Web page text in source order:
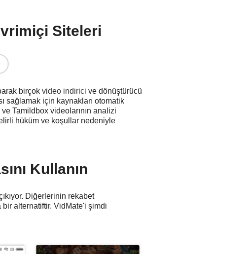
Siteleri
birçok video indirici ve dönüştürücü
sağlamak için kaynakları otomatik
Tamildbox videolarının analizi
hüküm ve koşullar nedeniyle
Kullanın
Diğerlerinin rekabet
alternatiftir. VidMate'i şimdi